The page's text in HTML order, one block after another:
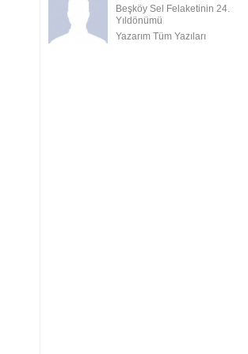
Beşköy Sel Felaketinin 24.
Yıldönümü
Yazarım Tüm Yazıları